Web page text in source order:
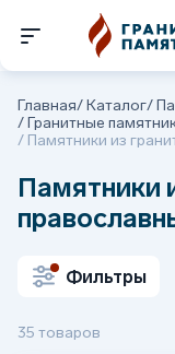
Главная/Каталог/
/Гранитные
/ Памятники из
Памятники
Фильтры
35 товаров